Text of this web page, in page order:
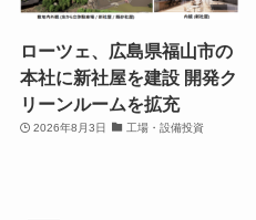
ローツェ、広島県福山市の
本社に新社屋を建設 開発ク
リーンルームを拡充
2026年8月3日 工場・設備投資